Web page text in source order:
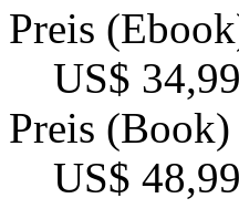
Preis
US$ 34,99
Preis (Book)
US$ 48,99